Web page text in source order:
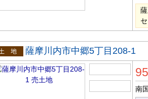
地
薩摩川内市中郷5丁目208-1
南